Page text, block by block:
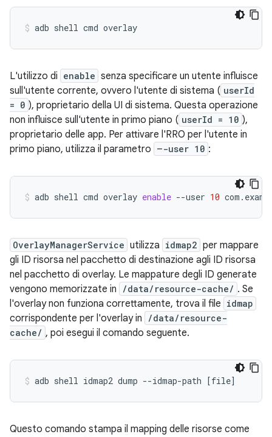
adb shell cmd overlay
L'utilizzo di enable senza specificare un utente influisce
sull'utente corrente, ovvero l'utente di sistema ( userId
= 0 ), proprietario della UI di sistema. Questa operazione
non influisce sull'utente in primo piano ( userId = 10 ),
proprietario delle app. Per attivare l'RRO per l'utente in
primo piano, utilizza il parametro –-user 10 :
adb shell cmd overlay enable --user 10
OverlayManagerService utilizza idmap2 per mappare
gli ID risorsa nel pacchetto di destinazione agli ID risorsa
nel pacchetto di overlay. Le mappature degli ID generate
vengono memorizzate in
/data/resource-cache/ . Se
l'overlay non funziona correttamente, trova il file idmap
corrispondente per l'overlay in
/data/resource-
cache/ , poi esegui il comando seguente.
adb shell idmap2 dump --idmap-path [file]
Questo comando stampa il mapping delle risorse come